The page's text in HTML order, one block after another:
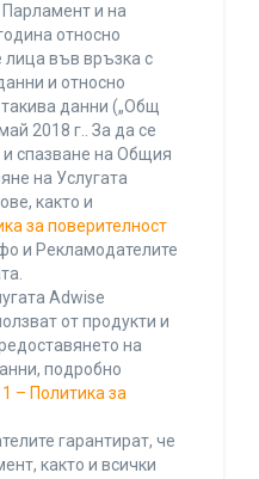
и на
относно
лица във връзка с
и относно
данни („Общ
2018 г.. За да се
спазване на Общия
на Услугата
както и
за поверителност
и Рекламодателите
Adwise
от продукти и
на
подробно
– Политика за
гарантират, че
както и всички